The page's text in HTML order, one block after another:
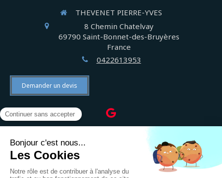
THEVENET PIERRE-YVES
8 Chemin Chatelvay
69790 Saint-Bonnet-des-Bruyères
France
0422613953
Demander un devis
©2022 THEVENET PIERRE-YVES - Électricien